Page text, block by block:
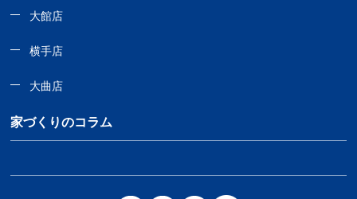
大館店
横手店
大曲店
家づくりのコラム